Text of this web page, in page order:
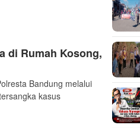
di Rumah Kosong,
Bandung melalui
kasus